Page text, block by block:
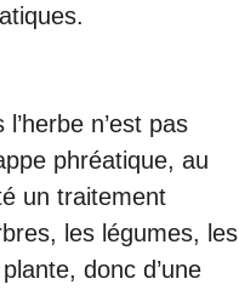
n’est pas
phréatique, au
un traitement
les légumes, les
donc d’une